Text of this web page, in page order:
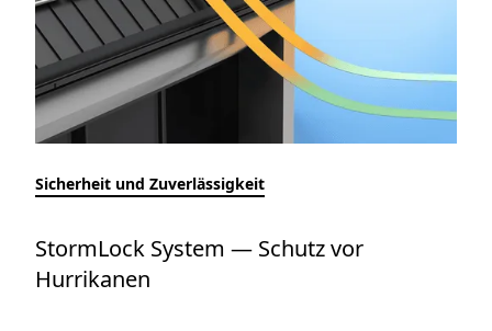
Sicherheit und Zuverlässigkeit
StormLock System — Schutz vor
Hurrikanen